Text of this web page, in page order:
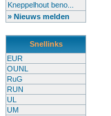
Kneppelhout beno...
» Nieuws melden
Snellinks
EUR
OUNL
RuG
RUN
UL
UM